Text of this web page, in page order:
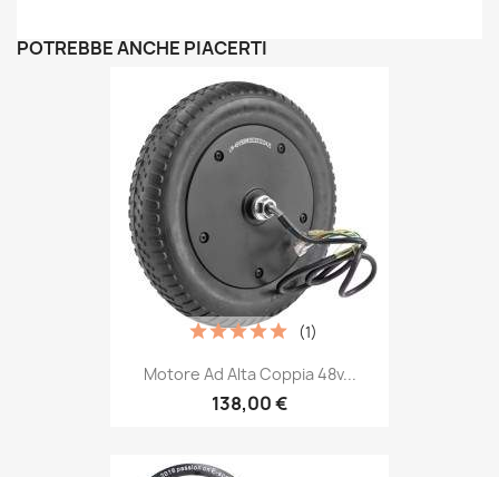
POTREBBE ANCHE PIACERTI
Motore Ad Alta Coppia 48v...
138,00 €
(1)